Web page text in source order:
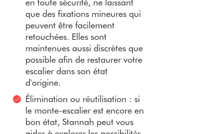
que des fixations mineures qui
peuvent être facilement
retouchées. Elles sont
maintenues aussi discrètes que
possible afin de restaurer votre
escalier dans son état
d'origine.
Élimination ou réutilisation : si
le monte-escalier est encore en
bon état, Stannah peut vous